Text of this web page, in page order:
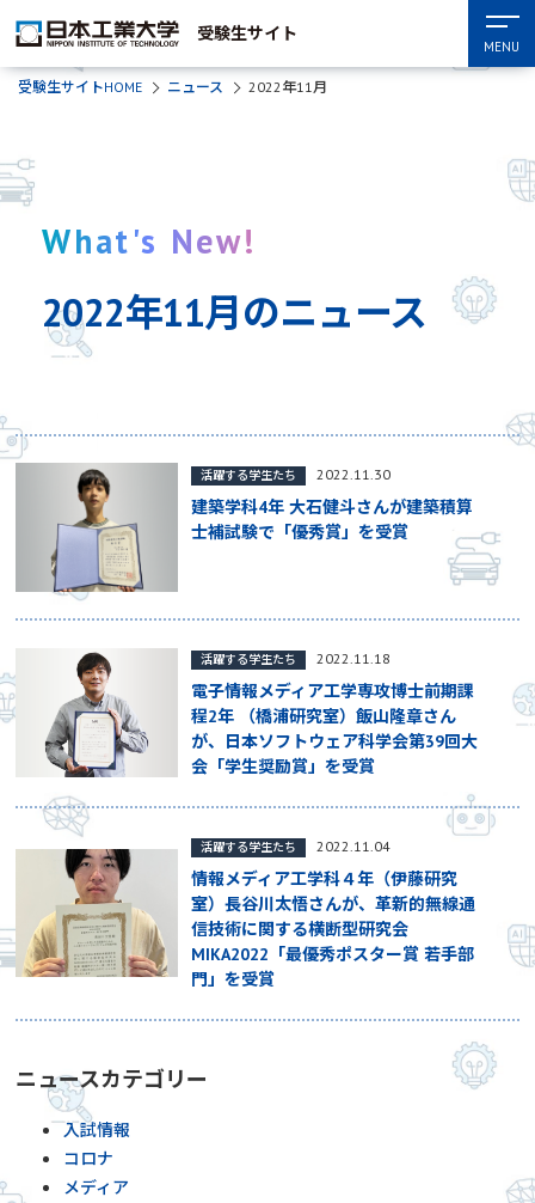
受験生サイト
MENU
受験生サイトHOME ニュース 2022年11月
What's New!
2022年11月のニュース
建築学科4年 大石健斗さんが建築積算
士補試験で「優秀賞」を受賞
活躍する学生たち 2022.11.30
電子情報メディア工学専攻博士前期課
程2年 （橋浦研究室）飯山隆章さん
が、日本ソフトウェア科学会第39回大
会「学生奨励賞」を受賞
活躍する学生たち 2022.11.18
情報メディア工学科４年（伊藤研究
室）長谷川太悟さんが、革新的無線通
信技術に関する横断型研究会
MIKA2022「最優秀ポスター賞 若手部
門」を受賞
活躍する学生たち 2022.11.04
ニュースカテゴリー
入試情報
コロナ
メディア